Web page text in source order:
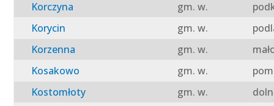
Korczyna
gm. w.
Korycin
gm. w.
Korzenna
gm. w.
Kosakowo
gm. w.
Kostomłoty
gm. w.